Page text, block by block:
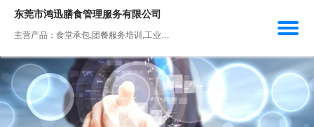
东莞市鸿迅膳食管理服务有限公司
主营产品：食堂承包,团餐服务培训,工业园区餐饮管理,餐饮规划与计划,膳食管理